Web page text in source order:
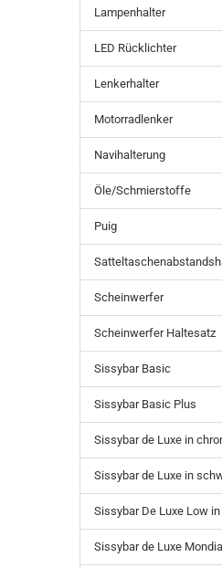
Lampenhalter
LED Rücklichter
Lenkerhalter
Motorradlenker
Navihalterung
Öle/Schmierstoffe
Puig
Scheinwerfer
Scheinwerfer Haltesatz
Sissybar Basic
Sissybar Basic Plus
Sissybar de Luxe in
Sissybar de Luxe in
Sissybar De Luxe Low
Sissybar de Luxe